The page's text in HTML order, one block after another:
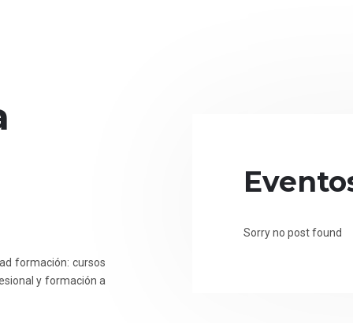
formación: cursos
y formación a
Sorry no post found